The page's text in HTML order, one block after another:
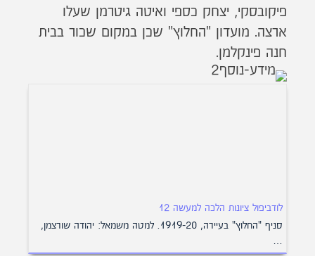
פיקובסקי, יצחק כספי ואיטה גיטרמן שעלו
ארצה. מועדון "החלוץ" שכן במקום שכור בבית
חנה פינקלמן.
לודביפול ציונות הלכה למעשה 12
סניף "החלוץ" בעיירה, 1919-20. למטה משמאל: יהודה שורצמן,
…